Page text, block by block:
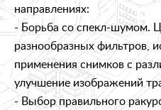
направлениях:
- Борьба со спекл-шумом.
разнообразных фильтров,
применения снимков с
улучшение изображений
- Выбор правильного